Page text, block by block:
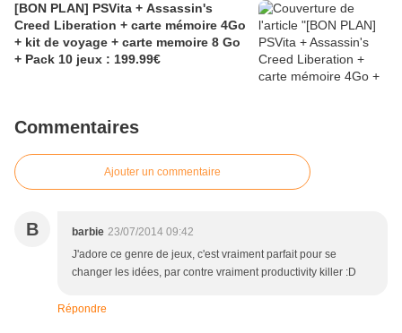
[BON PLAN] PSVita + Assassin's
Creed Liberation + carte mémoire 4Go
+ kit de voyage + carte memoire 8 Go
+ Pack 10 jeux : 199.99€
Commentaires
Ajouter un commentaire
B barbie 23/07/2014 09:42
J'adore ce genre de jeux, c'est vraiment parfait pour se
changer les idées, par contre vraiment productivity killer :D
Répondre